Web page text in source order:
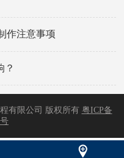
作注意事项
？
有限公司 版权所有 粤ICP备